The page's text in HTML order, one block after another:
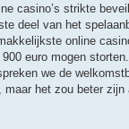
casino’s strikte
deel van het
online
euro mogen
we de
het zou beter zijn